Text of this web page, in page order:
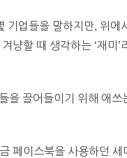
업들을 말하지만, 위에
냥할 때 생각하는 ‘재미’
을 끌어들이기 위해 애쓰
페이스북을 사용하던 세